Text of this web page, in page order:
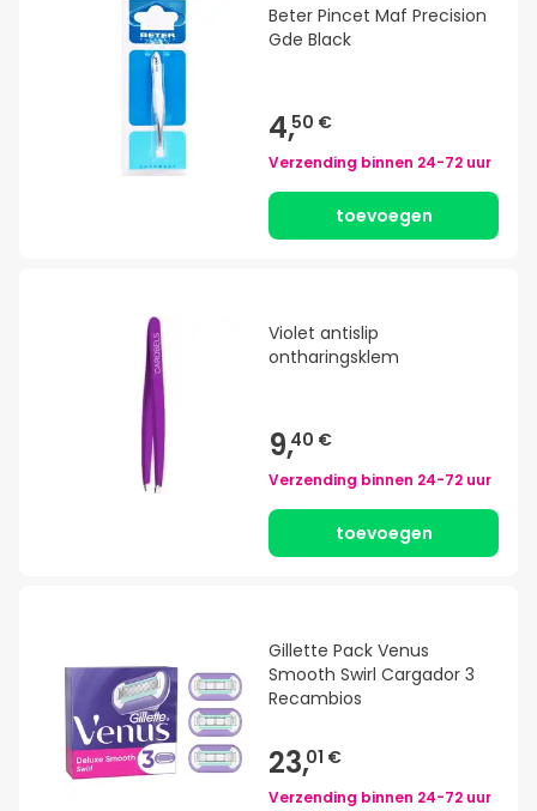
Beter Pincet Maf Precision
Gde Black
4,50 €
Verzending binnen 24-72 uur
toevoegen
Violet antislip
ontharingsklem
9,40 €
Verzending binnen 24-72 uur
toevoegen
Gillette Pack Venus
Smooth Swirl Cargador 3
Recambios
23,01 €
Verzending binnen 24-72 uur